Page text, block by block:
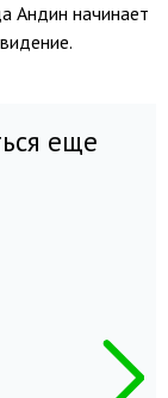
Андин начинает
еще